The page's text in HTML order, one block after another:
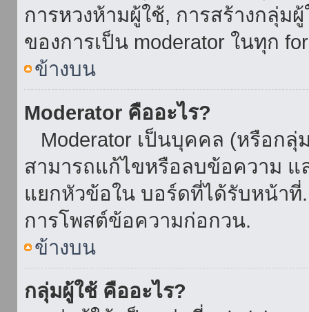
การหวงห้ามผู้ใช้, การสร้างกลุ่ม
ของการเป็น moderator ในทุก
ข้างบน
Moderator คืออะไร?
Moderator เป็นบุคคล (หรือก
สามารถแก้ไขหรือลบข้อความ แ
แยกหัวข้อใน บอร์ดที่ได้รับหน้าที่
การโพสต์ข้อความก่อกวน.
ข้างบน
กลุ่มผู้ใช้ คืออะไร?